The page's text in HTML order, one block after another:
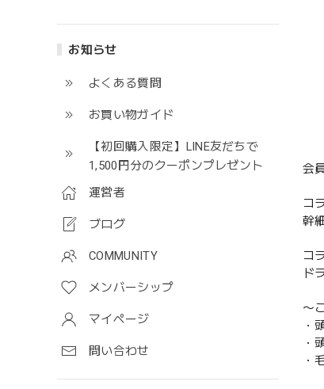
お知らせ
よくある質問
お買い物ガイド
【初回購入限定】LINE友だちで
1,500円分のクーポンプレゼント
運営者
ブログ
COMMUNITY
メンバーシップ
マイページ
問い合わせ
会
コ
幹
コ
ド
〜
・
・
・